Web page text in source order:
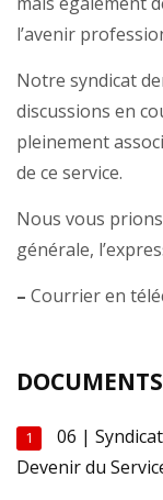
l’avenir
Notre syndicat
discussions en
pleinement
de ce service.
Nous vous
générale,
– Courrier en
1
06 |
Devenir du